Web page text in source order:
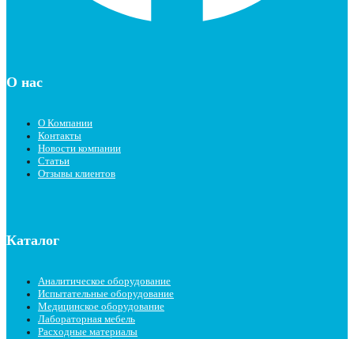
О нас
О Компании
Контакты
Новости компании
Статьи
Отзывы клиентов
Каталог
Аналитическое оборудование
Испытательные оборудование
Медицинское оборудование
Лабораторная мебель
Расходные материалы